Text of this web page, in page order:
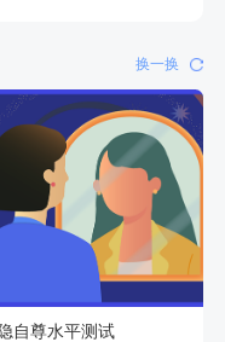
换一换
自尊水平测试